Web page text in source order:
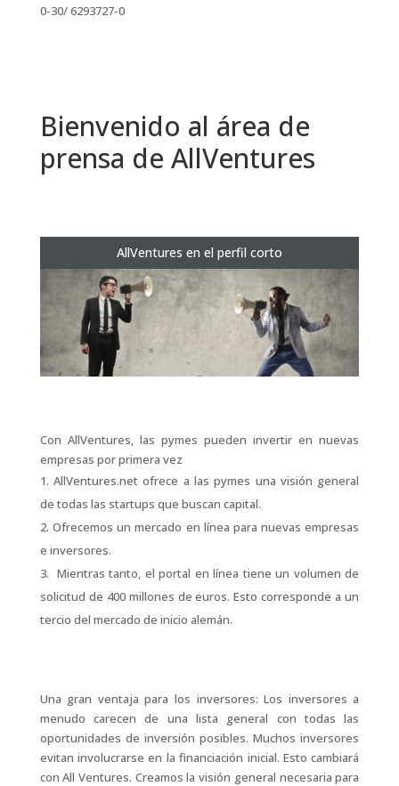
0-30/ 6293727-0
Bienvenido al área de
prensa de AllVentures
AllVentures en el perfil corto
Con AllVentures, las pymes pueden invertir en nuevas
empresas por primera vez
AllVentures.net ofrece a las pymes una visión general
de todas las startups que buscan capital.
Ofrecemos un mercado en línea para nuevas empresas
e inversores.
Mientras tanto, el portal en línea tiene un volumen de
solicitud de 400 millones de euros. Esto corresponde a un
tercio del mercado de inicio alemán.
Una gran ventaja para los inversores: Los inversores a
menudo carecen de una lista general con todas las
oportunidades de inversión posibles. Muchos inversores
evitan involucrarse en la financiación inicial. Esto cambiará
con All Ventures. Creamos la visión general necesaria para